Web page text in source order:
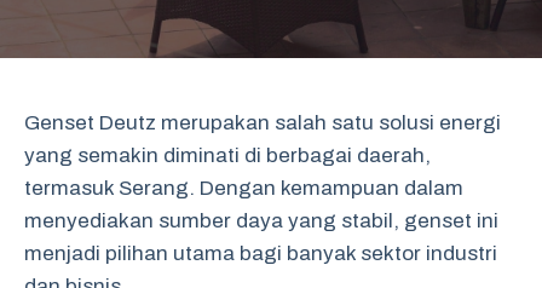
Genset Deutz merupakan salah satu solusi energi
yang semakin diminati di berbagai daerah,
termasuk Serang. Dengan kemampuan dalam
menyediakan sumber daya yang stabil, genset ini
menjadi pilihan utama bagi banyak sektor industri